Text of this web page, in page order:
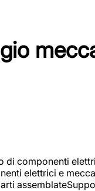
componenti
elettrici e